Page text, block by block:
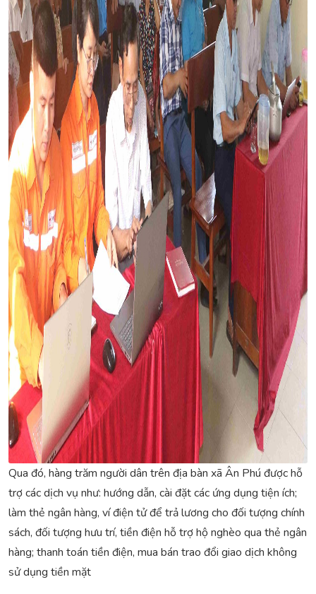
Qua đó, hàng trăm người dân trên địa bàn xã Ân Phú được hỗ
trợ các dịch vụ như: hướng dẫn, cài đặt các ứng dụng tiện ích;
làm thẻ ngân hàng, ví điện tử để trả lương cho đối tượng chính
sách, đối tượng hưu trí, tiền điện hỗ trợ hộ nghèo qua thẻ ngân
hàng; thanh toán tiền điện, mua bán trao đổi giao dịch không
sử dụng tiền mặt